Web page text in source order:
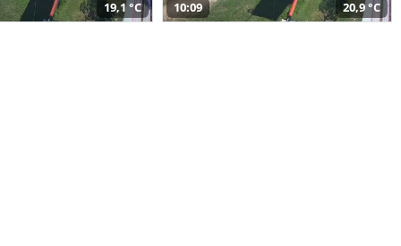
19,1 °C 10:09 20,9 °C